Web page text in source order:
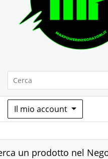
Max Power
Il mio account
un prodotto nel